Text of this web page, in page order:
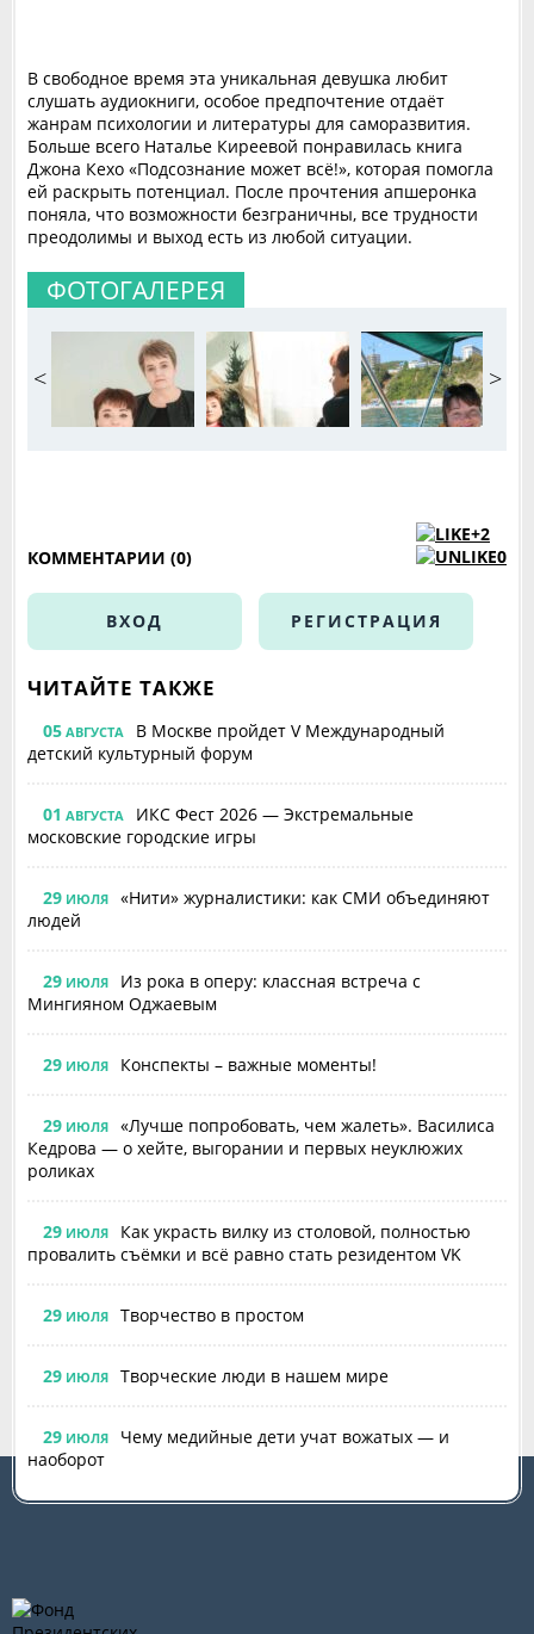
В свободное время эта уникальная девушка любит
слушать аудиокниги, особое предпочтение отдаёт
жанрам психологии и литературы для саморазвития.
Больше всего Наталье Киреевой понравилась книга
Джона Кехо «Подсознание может всё!», которая помогла
ей раскрыть потенциал. После прочтения апшеронка
поняла, что возможности безграничны, все трудности
преодолимы и выход есть из любой ситуации.
ФОТОГАЛЕРЕЯ
< >
+2
0
КОММЕНТАРИИ (0)
ВХОД РЕГИСТРАЦИЯ
ЧИТАЙТЕ ТАКЖЕ
05 АВГУСТА
В Москве пройдет V Международный
детский культурный форум
01 АВГУСТА
ИКС Фест 2026 — Экстремальные
московские городские игры
29 ИЮЛЯ
«Нити» журналистики: как СМИ объединяют
людей
29 ИЮЛЯ
Из рока в оперу: классная встреча с
Мингияном Оджаевым
29 ИЮЛЯ Конспекты – важные моменты!
29 ИЮЛЯ
«Лучше попробовать, чем жалеть». Василиса
Кедрова — о хейте, выгорании и первых неуклюжих
роликах
29 ИЮЛЯ
Как украсть вилку из столовой, полностью
провалить съёмки и всё равно стать резидентом VK
29 ИЮЛЯ Творчество в простом
29 ИЮЛЯ Творческие люди в нашем мире
29 ИЮЛЯ
Чему медийные дети учат вожатых — и
наоборот